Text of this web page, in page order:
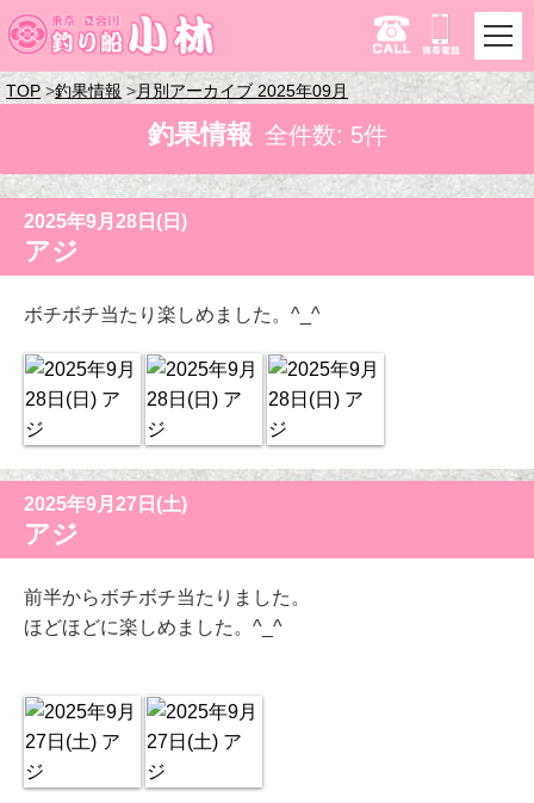
TOP 釣果情報 月別アーカイブ 2025年09月
釣果情報 全件数: 5件
2025年9月28日(日)
アジ
ボチボチ当たり楽しめました。^_^
2025年9月27日(土)
アジ
前半からボチボチ当たりました。
ほどほどに楽しめました。^_^